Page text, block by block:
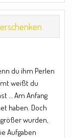
du ihm Perlen
weißt du
… Am Anfang
haben. Doch
wurden,
Aufgaben